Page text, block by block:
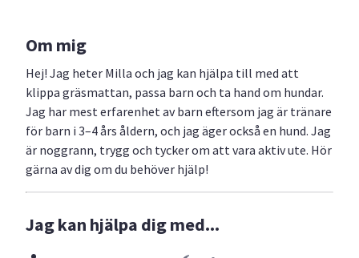
Om mig
Hej! Jag heter Milla och jag kan hjälpa till med att
klippa gräsmattan, passa barn och ta hand om hundar.
Jag har mest erfarenhet av barn eftersom jag är tränare
för barn i 3–4 års åldern, och jag äger också en hund. Jag
är noggrann, trygg och tycker om att vara aktiv ute. Hör
gärna av dig om du behöver hjälp!
Jag kan hjälpa dig med...